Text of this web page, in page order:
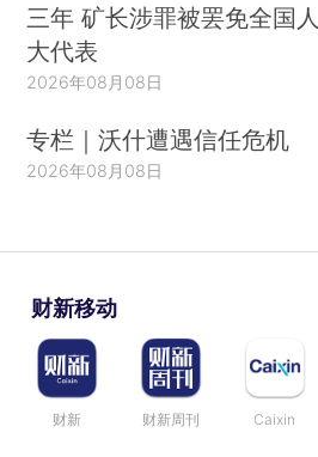
三年 矿长涉罪被罢免全国人
大代表
2026年08月08日
专栏｜沃什遭遇信任危机
2026年08月08日
财新移动
财新 财新周刊 Caixin